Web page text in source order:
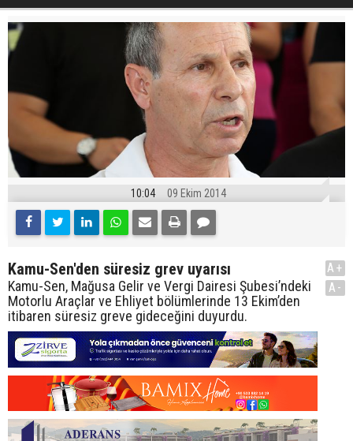
10:04 09 Ekim 2014
Kamu-Sen'den süresiz grev uyarısı
Kamu-Sen, Mağusa Gelir ve Vergi Dairesi Şubesi’ndeki
Motorlu Araçlar ve Ehliyet bölümlerinde 13 Ekim’den
itibaren süresiz greve gideceğini duyurdu.
A+
A-